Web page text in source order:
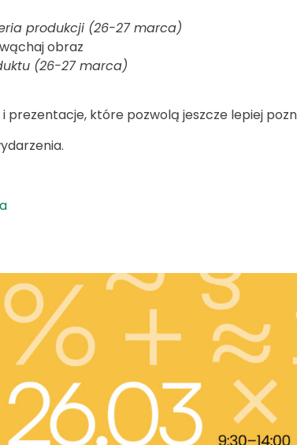
produkcji (26-27 marca)
obraz
(26-27 marca)
prezentacje, które pozwolą jeszcze lepiej